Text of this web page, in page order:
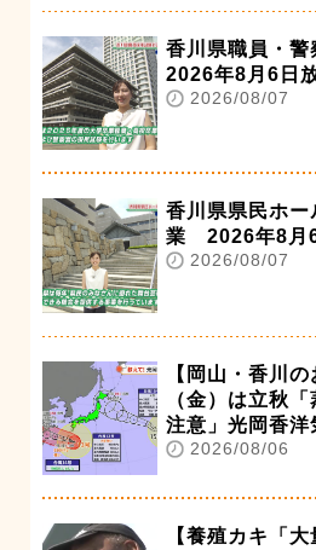
香川県職員・
2026年8月6日
2026/08/07
香川県県民ホー
業 2026年8月
2026/08/07
【岡山・香川
（金）は立秋
注意」光岡香
2026/08/06
【養殖カキ「